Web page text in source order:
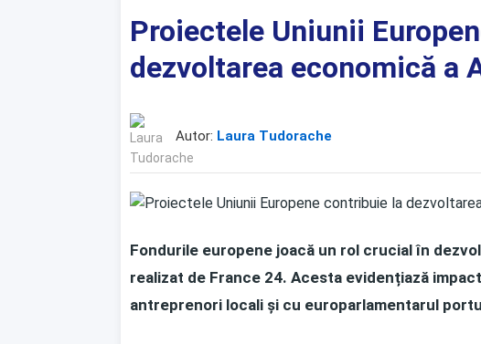
Proiectele Uniunii
dezvoltarea economică a
Autor: Laura Tudorache
Fondurile europene joacă un rol crucial în
realizat de France 24. Acesta evidențiază
antreprenori locali și cu europarlamentarul